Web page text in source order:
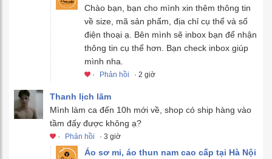
Chào bạn, bạn cho mình xin thêm thông tin
về size, mã sản phẩm, địa chỉ cụ thể và số
điện thoại ạ. Bên mình sẽ inbox bạn để nhận
thông tin cụ thể hơn. Bạn check inbox giúp
mình nha.
· Phản hồi · 2 giờ
Thanh lịch lãm
Mình làm ca đến 10h mới về, shop có ship hàng vào
tầm đấy được không ạ?
· Phản hồi · 3 giờ
Áo sơ mi, áo thun nam cao cấp tại Hà Nội